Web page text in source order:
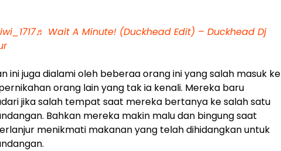
♬ Wait A Minute! (Duckhead Edit) – Duckhead Dj
ini juga dialami oleh beberaa orang ini yang salah masuk ke
orang lain yang tak ia kenali. Mereka baru
jika salah tempat saat mereka bertanya ke salah satu
Bahkan mereka makin malu dan bingung saat
menikmati makanan yang telah dihidangkan untuk